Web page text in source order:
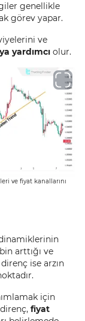
genellikle
görev yapar.
ve
yardımcı olur.
ve fiyat kanallarını
arttığı ve
direnç ise arzın
için
fiyat